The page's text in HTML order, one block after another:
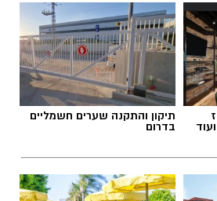
יוזמה ויצירתיות.
, חומרים מסוכנים, מרכז
תיקון והתקנה שערים חשמליים
בדרום